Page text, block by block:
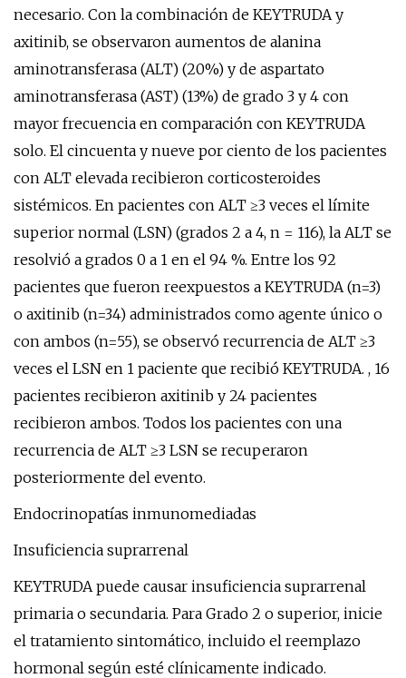
necesario. Con la combinación de KEYTRUDA y
axitinib, se observaron aumentos de alanina
aminotransferasa (ALT) (20%) y de aspartato
aminotransferasa (AST) (13%) de grado 3 y 4 con
mayor frecuencia en comparación con KEYTRUDA
solo. El cincuenta y nueve por ciento de los pacientes
con ALT elevada recibieron corticosteroides
sistémicos. En pacientes con ALT ≥3 veces el límite
superior normal (LSN) (grados 2 a 4, n = 116), la ALT se
resolvió a grados 0 a 1 en el 94 %. Entre los 92
pacientes que fueron reexpuestos a KEYTRUDA (n=3)
o axitinib (n=34) administrados como agente único o
con ambos (n=55), se observó recurrencia de ALT ≥3
veces el LSN en 1 paciente que recibió KEYTRUDA. , 16
pacientes recibieron axitinib y 24 pacientes
recibieron ambos. Todos los pacientes con una
recurrencia de ALT ≥3 LSN se recuperaron
posteriormente del evento.
Endocrinopatías inmunomediadas
Insuficiencia suprarrenal
KEYTRUDA puede causar insuficiencia suprarrenal
primaria o secundaria. Para Grado 2 o superior, inicie
el tratamiento sintomático, incluido el reemplazo
hormonal según esté clínicamente indicado.